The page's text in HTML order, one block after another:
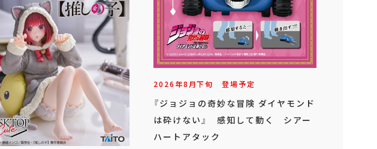
2026年8月下旬 登場予定
『ジョジョの奇妙な冒険 ダイヤモンド
は砕けない』 感知して動く シアー
ハートアタック